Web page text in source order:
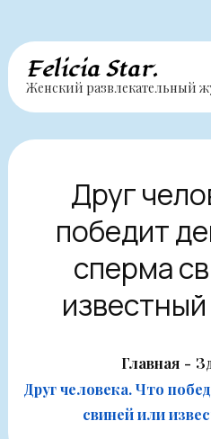
Перейти
содержимому
Felicia Star.
Женский развлекательный
Друг
победит
сперма
Главная
Друг человека. Что
свиней или